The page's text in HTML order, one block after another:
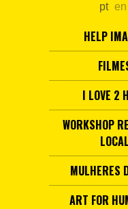
pt en
HELP
I LOVE 2
WORKSHOP
LOCAL
MULHERES
ART FOR